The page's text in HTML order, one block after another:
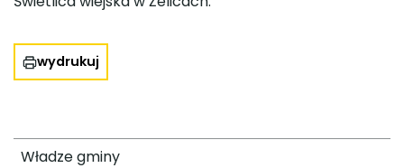
wydrukuj
Władze gminy